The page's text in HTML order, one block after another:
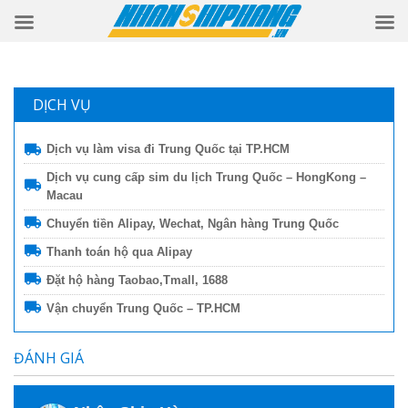
DỊCH VỤ
Dịch vụ làm visa đi Trung Quốc tại TP.HCM
Dịch vụ cung cấp sim du lịch Trung Quốc – HongKong –
Macau
Chuyển tiền Alipay, Wechat, Ngân hàng Trung Quốc
Thanh toán hộ qua Alipay
Đặt hộ hàng Taobao,Tmall, 1688
Vận chuyển Trung Quốc – TP.HCM
ĐÁNH GIÁ